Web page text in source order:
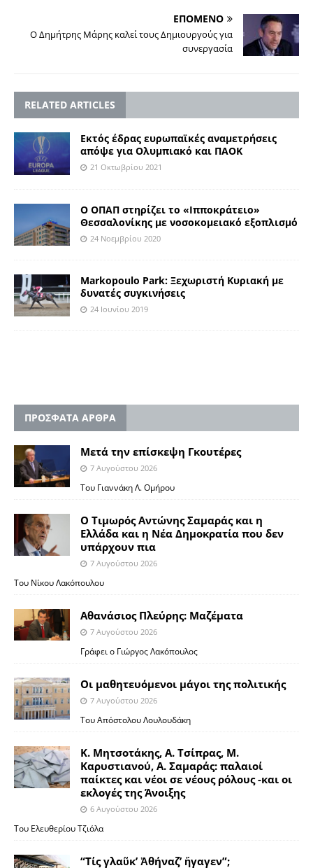
ΕΠΟΜΕΝΟ
Ο Δημήτρης Μάρης καλεί τους Δημιουργούς για
συνεργασία
RELATED ARTICLES
Εκτός έδρας ευρωπαϊκές αναμετρήσεις
απόψε για Ολυμπιακό και ΠΑΟΚ
21 Οκτωβρίου 2021
Ο ΟΠΑΠ στηρίζει το «Ιπποκράτειο»
Θεσσαλονίκης με νοσοκομειακό εξοπλισμό
24 Νοεμβρίου 2020
Markopoulo Park: Ξεχωριστή Κυριακή με
δυνατές συγκινήσεις
24 Ιουνίου 2019
ΠΡΟΣΦΑΤΑ ΑΡΘΡΑ
Μετά την επίσκεψη Γκουτέρες
7 Αυγούστου 2026
Του Γιαννάκη Λ. Ομήρου
Ο Τιμωρός Αντώνης Σαμαράς και η
Ελλάδα και η Νέα Δημοκρατία που δεν
υπάρχουν πια
7 Αυγούστου 2026
Του Νίκου Λακόπουλου
Αθανάσιος Πλεύρης: Μαζέματα
7 Αυγούστου 2026
Γράφει ο Γιώργος Λακόπουλος
Οι μαθητευόμενοι μάγοι της πολιτικής
7 Αυγούστου 2026
Του Απόστολου Λουλουδάκη
Κ. Μητσοτάκης, Α. Τσίπρας, Μ.
Καρυστιανού, Α. Σαμαράς: παλαιοί
παίκτες και νέοι σε νέους ρόλους -και οι
εκλογές της Άνοιξης
6 Αυγούστου 2026
Του Ελευθερίου Τζιόλα
“Τίς γλαῦκ’ Ἀθήναζ’ ἤγαγεν”;